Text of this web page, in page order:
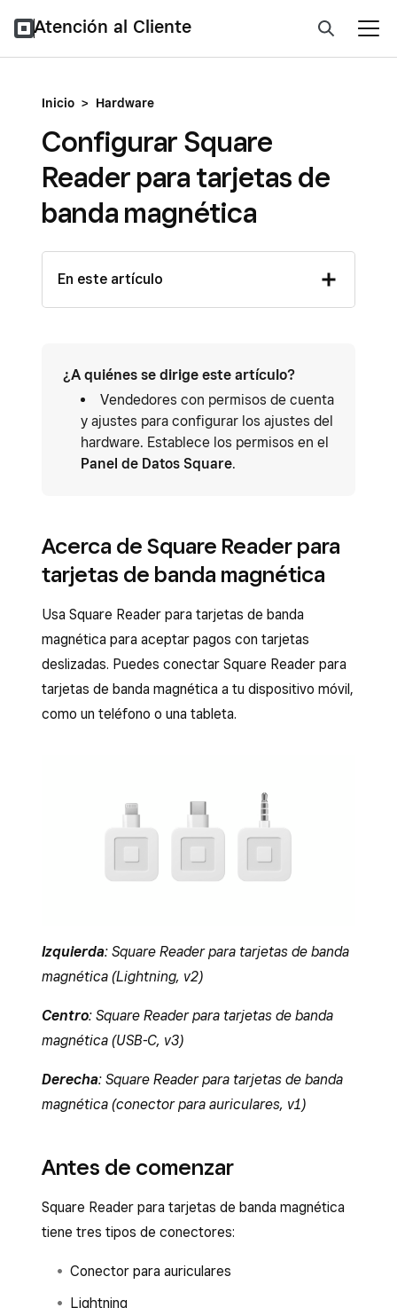
Atención al Cliente
Inicio > Hardware
Configurar Square
Reader para tarjetas de
banda magnética
En este artículo
¿A quiénes se dirige este artículo?
Vendedores con permisos de cuenta
y ajustes para configurar los ajustes del
hardware. Establece los permisos en el
Panel de Datos Square.
Acerca de Square Reader para
tarjetas de banda magnética
Usa Square Reader para tarjetas de banda
magnética para aceptar pagos con tarjetas
deslizadas. Puedes conectar Square Reader para
tarjetas de banda magnética a tu dispositivo móvil,
como un teléfono o una tableta.
Izquierda: Square Reader para tarjetas de banda
magnética (Lightning, v2)
Centro: Square Reader para tarjetas de banda
magnética (USB-C, v3)
Derecha: Square Reader para tarjetas de banda
magnética (conector para auriculares, v1)
Antes de comenzar
Square Reader para tarjetas de banda magnética
tiene tres tipos de conectores:
Conector para auriculares
Lightning